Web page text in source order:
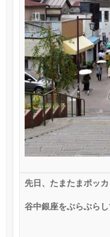
先日、たまたまポッ
谷中銀座をぶらぶらし